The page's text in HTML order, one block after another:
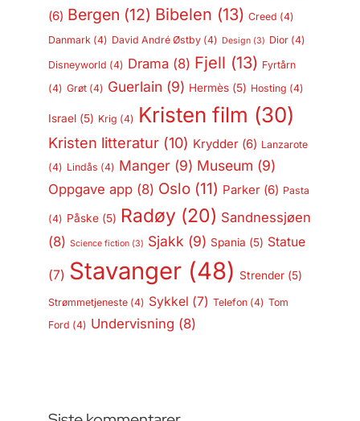
(6) Bergen (12) Bibelen (13) Creed (4)
Danmark(4) David André Østby(4) Design(3) Dior(4)
Disneyworld (4) Drama (8) Fjell (13) Fyrtårn
(4) Grøt(4) Guerlain (9) Hermès(5) Hosting (4)
Israel(5) Krig (4) Kristen film (30)
Kristen litteratur(10) Krydder(6) Lanzarote
(4) Lindås (4) Manger(9) Museum (9)
Oppgave app(8) Oslo(11) Parker(6) Pasta
(4) Påske(5) Radøy(20) Sandnessjøen
(8) Science fiction(3) Sjakk (9) Spania (5) Statue
(7) Stavanger(48) Strender(5)
Strømmetjeneste(4) Sykkel (7) Telefon(4) Tom
Ford (4) Undervisning (8)